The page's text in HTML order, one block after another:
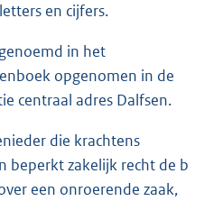
en cijfers.
in het
opgenomen in de
centraal adres Dalfsen.
die krachtens
beperkt zakelijk recht de b
een onroerende zaak,